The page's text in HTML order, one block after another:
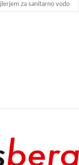
za sanitarno vodo
je 1-faznim sistemom